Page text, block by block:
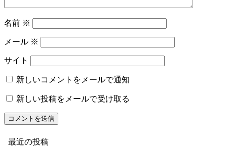
名前 ※
メール ※
サイト
新しいコメントをメールで通知
新しい投稿をメールで受け取る
最近の投稿